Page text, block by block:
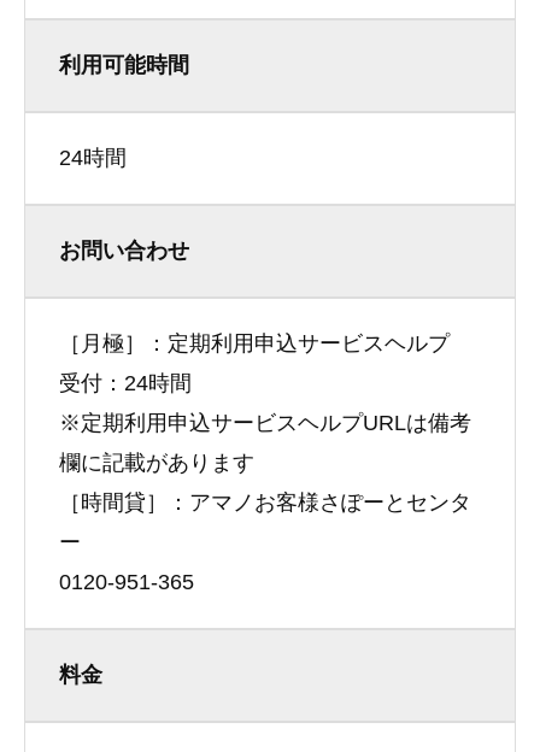
利用可能時間
24時間
お問い合わせ
［月極］：定期利用申込サービスヘルプ
受付：24時間
※定期利用申込サービスヘルプURLは備考
欄に記載があります
［時間貸］：アマノお客様さぽーとセンタ
ー
0120-951-365
料金